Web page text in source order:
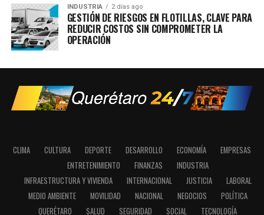
INDUSTRIA 2 días ago
GESTIÓN DE RIESGOS EN FLOTILLAS, CLAVE PARA
REDUCIR COSTOS SIN COMPROMETER LA
OPERACIÓN
CLIMA CULTURA DEPORTE DESARROLLO ECONOMÍA
EMPRESAS
ENTRETENIMIENTO
FINANZAS
INDUSTRIA
INFRAESTRUCTURA Y VIVIENDA
INTERNACIONAL JUSTICIA
LABORAL
MEDIO AMBIENTE
MOVILIDAD NACIONAL NEGOCIOS
POLÍTICA
QUERÉTARO
SALUD SEGURIDAD SOCIAL TECNOLOGÍA